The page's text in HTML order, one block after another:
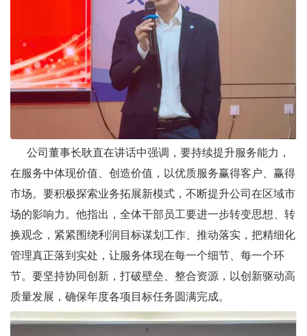
公司董事长耿直在讲话中强调，要持续提升服务能力，
在服务中体现价值、创造价值，以优质服务赢得客户、赢得
市场。要积极探索业务拓展新模式，不断提升公司在区域市
场的影响力。他指出，全体干部员工要进一步转变思想、转
换观念，紧紧围绕利润目标谋划工作、推动落实，把精细化
管理真正落到实处，让服务体现在每一个细节、每一个环
节。要坚持协同创新，打破壁垒、整合资源，以创新驱动高
质量发展，确保年度各项目标任务圆满完成。